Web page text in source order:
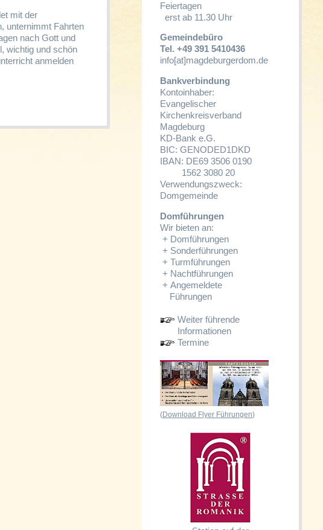
mit der
unternimmt Fahrten
nach Gott und
wichtig und schön
anmelden
Feiertagen
erst ab 11.30 Uhr
Gemeindebüro
Tel. +49 391 5410436
info[at]magdeburgerdom.de
Bankverbindung
Kontoinhaber:
Evangelischer
Kirchenkreisverband
Magdeburg
KD-Bank e.G.
BIC: GENODED1DKD
IBAN: DE69 3506 0190
1562 3080 20
Verwendungszweck:
Domgemeinde
Domführungen
Wir bieten an:
+ Domführungen
+ Sonderführungen
+ Turmführungen
+ Nachtführungen
+ Angemeldete
Führungen
Weiter führende
Informationen
Termine
(Download Flyer Führungen)